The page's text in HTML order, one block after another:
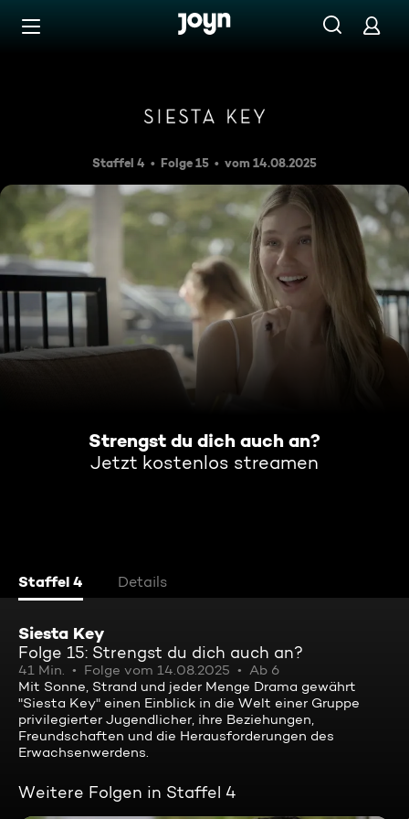
Zum Inhalt springen
Staffel 4 Folge 15 vom 14.08.2025
Strengst du dich auch an?
Jetzt kostenlos streamen
Staffel 4 Details
Siesta Key
Folge 15: Strengst du dich auch an?
41 Min. Folge vom 14.08.2025
Ab 6
Mit Sonne, Strand und jeder Menge Drama gewährt
"Siesta Key" einen Einblick in die Welt einer Gruppe
privilegierter Jugendlicher, ihre Beziehungen,
Freundschaften und die Herausforderungen des
Erwachsenwerdens.
Weitere Folgen in Staffel 4